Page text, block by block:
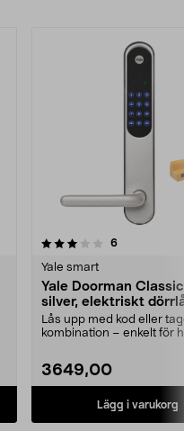
6recensioner
Yale smart
Yale Doorman
silver, elektriskt
Lås upp med kod eller
kombination – enkelt för
3649,00
Lägg i varukorg
5.0 av 5 stjärnor